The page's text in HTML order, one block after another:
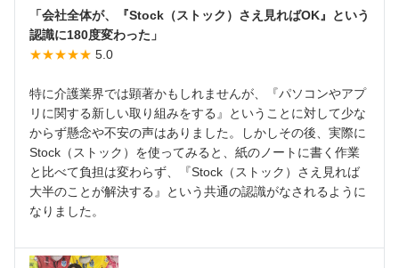
「会社全体が、『Stock（ストック）さえ見ればOK』という
認識に180度変わった」
★★★★★ 5.0
特に介護業界では顕著かもしれませんが、『パソコンやアプ
リに関する新しい取り組みをする』ということに対して少な
からず懸念や不安の声はありました。しかしその後、実際に
Stock（ストック）を使ってみると、紙のノートに書く作業
と比べて負担は変わらず、『Stock（ストック）さえ見れば
大半のことが解決する』という共通の認識がなされるように
なりました。